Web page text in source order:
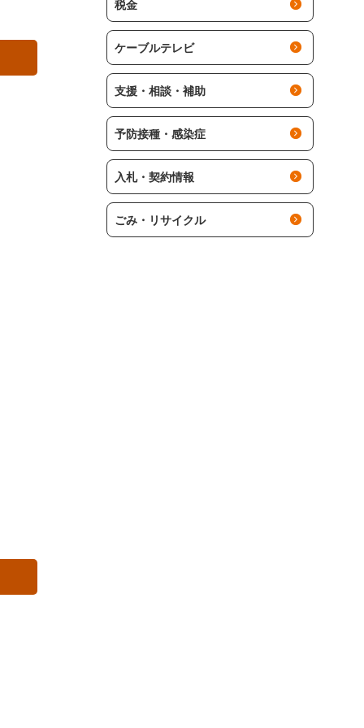
税金
ケーブルテレビ
支援・相談・補助
予防接種・感染症
入札・契約情報
ごみ・リサイクル